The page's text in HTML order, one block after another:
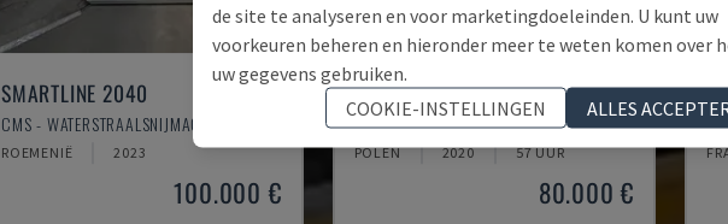
SMARTLINE 2040
CMS - WATERSTRAALSNIJMACHINE
ROEMENIË 2023
100.000 €
MJT-W53D- 4020
MAVIJET - WATERSTRAALSNIJMACHINE
POLEN 2020 57 UUR
80.000 €
de site te analyseren en voor marketingdoeleinden. U kunt uw
voorkeuren beheren en hieronder meer te weten komen over
uw gegevens gebruiken.
COOKIE-INSTELLINGEN
ALLES